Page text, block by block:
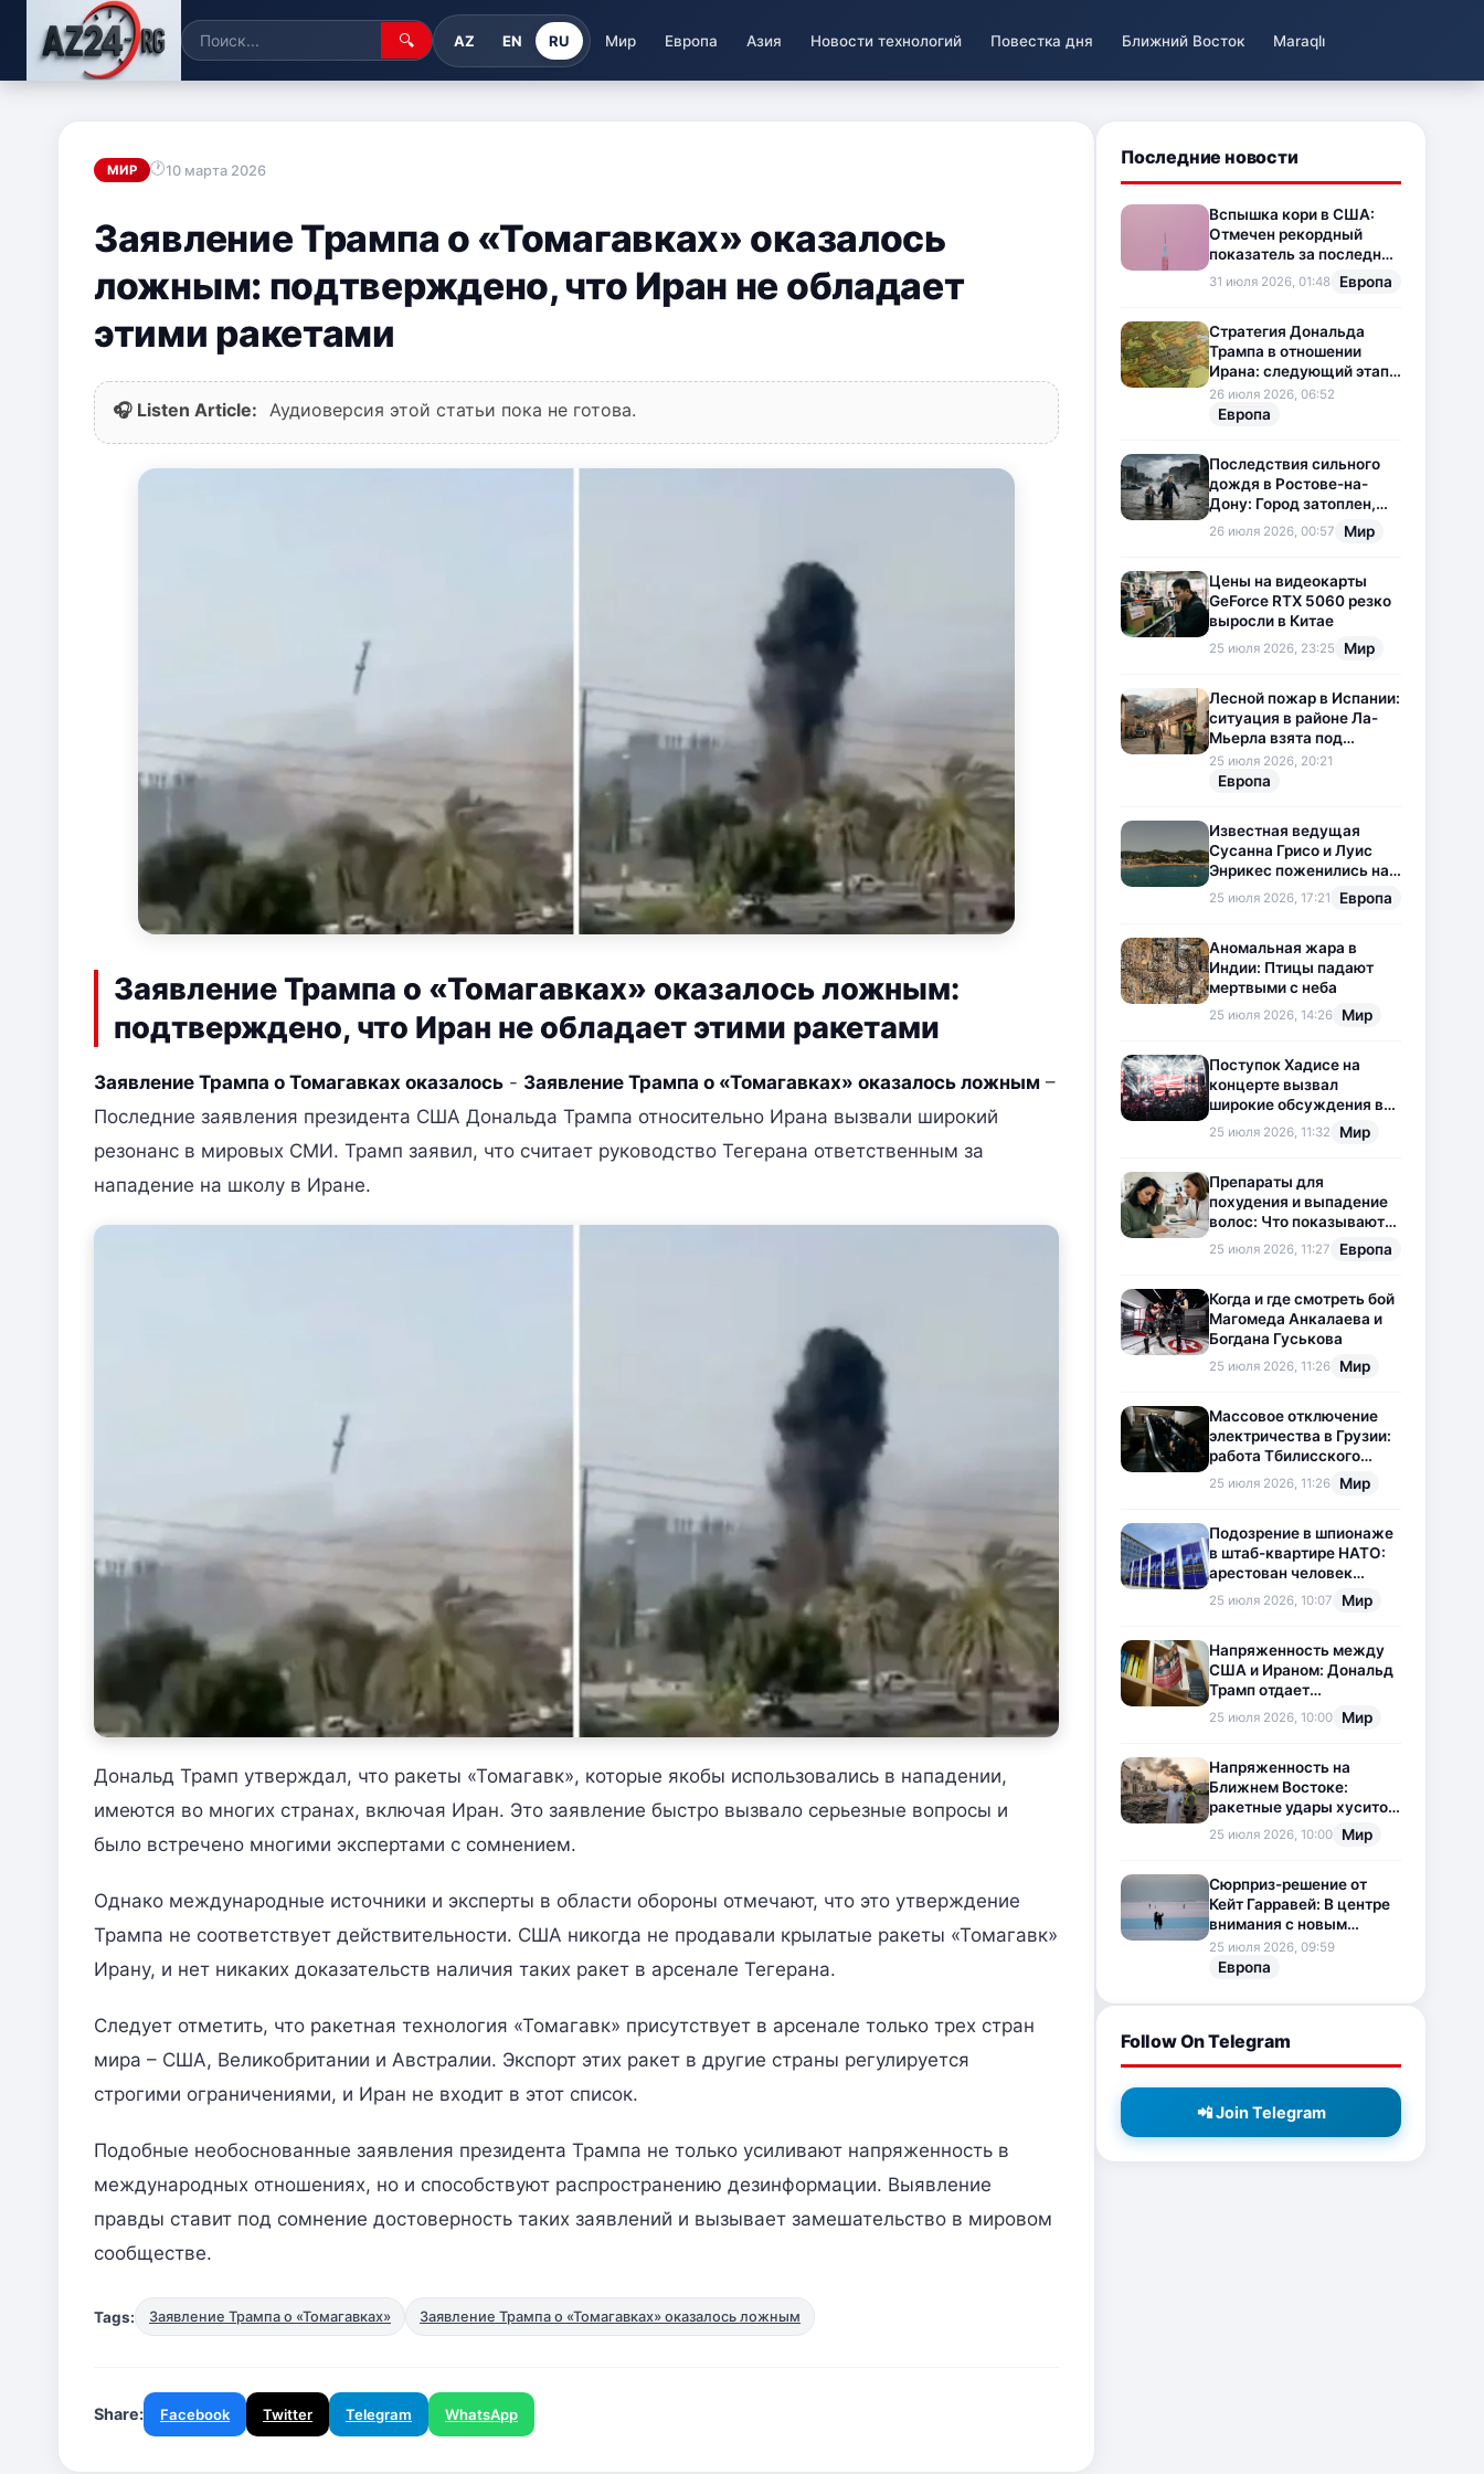
🔍 AZ EN RU Мир Европа Азия Новости технологий Повестка дня Ближний Восток Maraqlı
МИР 10 марта 2026
Заявление Трампа о «Томагавках» оказалось
ложным: подтверждено, что Иран не обладает
этими ракетами
🎧 Listen Article: Аудиоверсия этой статьи пока не готова.
Заявление Трампа о «Томагавках» оказалось ложным:
подтверждено, что Иран не обладает этими ракетами
Заявление Трампа о Томагавках оказалось - Заявление Трампа о «Томагавках» оказалось ложным –
Последние заявления президента США Дональда Трампа относительно Ирана вызвали широкий
резонанс в мировых СМИ. Трамп заявил, что считает руководство Тегерана ответственным за
нападение на школу в Иране.
Дональд Трамп утверждал, что ракеты «Томагавк», которые якобы использовались в нападении,
имеются во многих странах, включая Иран. Это заявление быстро вызвало серьезные вопросы и
было встречено многими экспертами с сомнением.
Однако международные источники и эксперты в области обороны отмечают, что это утверждение
Трампа не соответствует действительности. США никогда не продавали крылатые ракеты «Томагавк»
Ирану, и нет никаких доказательств наличия таких ракет в арсенале Тегерана.
Следует отметить, что ракетная технология «Томагавк» присутствует в арсенале только трех стран
мира – США, Великобритании и Австралии. Экспорт этих ракет в другие страны регулируется
строгими ограничениями, и Иран не входит в этот список.
Подобные необоснованные заявления президента Трампа не только усиливают напряженность в
международных отношениях, но и способствуют распространению дезинформации. Выявление
правды ставит под сомнение достоверность таких заявлений и вызывает замешательство в мировом
сообществе.
Tags: Заявление Трампа о «Томагавках» Заявление Трампа о «Томагавках» оказалось ложным
Share: Facebook Twitter Telegram WhatsApp
Последние новости
Вспышка кори в США:
Отмечен рекордный
показатель за последние
35 лет
31 июля 2026, 01:48 Европа
Стратегия Дональда
Трампа в отношении
Ирана: следующий этап
напряженности на
Ближнем Востоке
26 июля 2026, 06:52
Европа
Последствия сильного
дождя в Ростове-на-
Дону: Город затоплен,
свет отключен
26 июля 2026, 00:57 Мир
Цены на видеокарты
GeForce RTX 5060 резко
выросли в Китае
25 июля 2026, 23:25 Мир
Лесной пожар в Испании:
ситуация в районе Ла-
Мьерла взята под
контроль
25 июля 2026, 20:21
Европа
Известная ведущая
Сусанна Грисо и Луис
Энрикес поженились на
Коста-Браве
25 июля 2026, 17:21 Европа
Аномальная жара в
Индии: Птицы падают
мертвыми с неба
25 июля 2026, 14:26 Мир
Поступок Хадисе на
концерте вызвал
широкие обсуждения в
социальных сетях
25 июля 2026, 11:32 Мир
Препараты для
похудения и выпадение
волос: Что показывают
новые исследования?
25 июля 2026, 11:27 Европа
Когда и где смотреть бой
Магомеда Анкалаева и
Богдана Гуськова
25 июля 2026, 11:26 Мир
Массовое отключение
электричества в Грузии:
работа Тбилисского
метрополитена
приостановлена
25 июля 2026, 11:26 Мир
Подозрение в шпионаже
в штаб-квартире НАТО:
арестован человек
китайского
происхождения
25 июля 2026, 10:07 Мир
Напряженность между
США и Ираном: Дональд
Трамп отдает
предпочтение
дипломатии
25 июля 2026, 10:00 Мир
Напряженность на
Ближнем Востоке:
ракетные удары хуситов
по Саудовской Аравии
загоняют ситуацию в
25 июля 2026, 10:00 Мир
Сюрприз-решение от
Кейт Гарравей: В центре
внимания с новым
любовным
приключением
25 июля 2026, 09:59
Европа
Follow On Telegram
📲 Join Telegram